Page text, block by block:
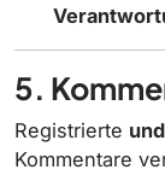
5.
Registrierte
Kommentare